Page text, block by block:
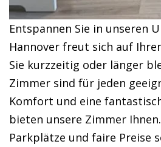
Entspannen Sie in unseren
Hannover freut sich auf
Sie kurzzeitig oder länger
Zimmer sind für jeden
Komfort und eine
bieten unsere Zimmer
Parkplätze und faire Preise